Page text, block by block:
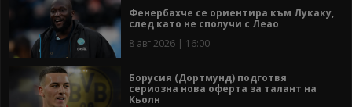
Фенербахче се ориентира към Лукаку,
след като не сполучи с Леао
8 авг 2026 | 16:00
Борусия (Дортмунд) подготвя
сериозна нова оферта за талант на
Кьолн